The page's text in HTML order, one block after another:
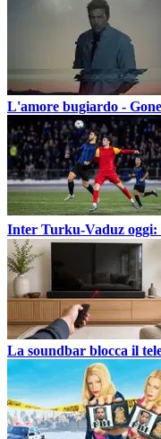
L'amore bugiardo -
Inter Turku-Vaduz
La soundbar blocca il